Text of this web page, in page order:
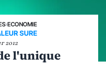
›ECONOMIE
SURE
2012
l'unique